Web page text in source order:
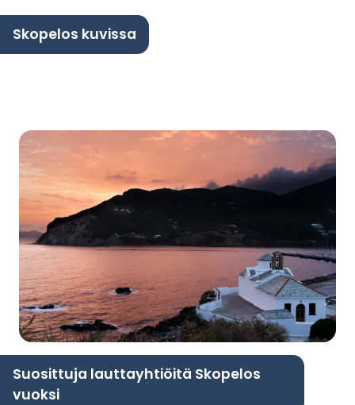
Skopelos kuvissa
Suosittuja lauttayhtiöitä Skopelos
vuoksi